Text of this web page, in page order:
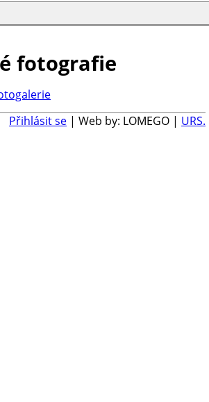
fotografie
Přihlásit se | Web by: LOMEGO | URS.